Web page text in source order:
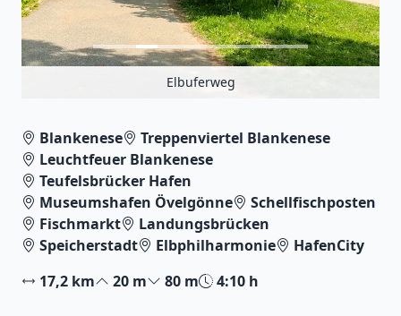
»Alter Schwede«
Blankenese
Treppenviertel Blankenese
Leuchtfeuer Blankenese
Teufelsbrücker Hafen
Museumshafen Övelgönne
Schellfischposten
Fischmarkt
Landungsbrücken
Speicherstadt
Elbphilharmonie
HafenCity
17,2 km
20 m 80 m 4:10 h